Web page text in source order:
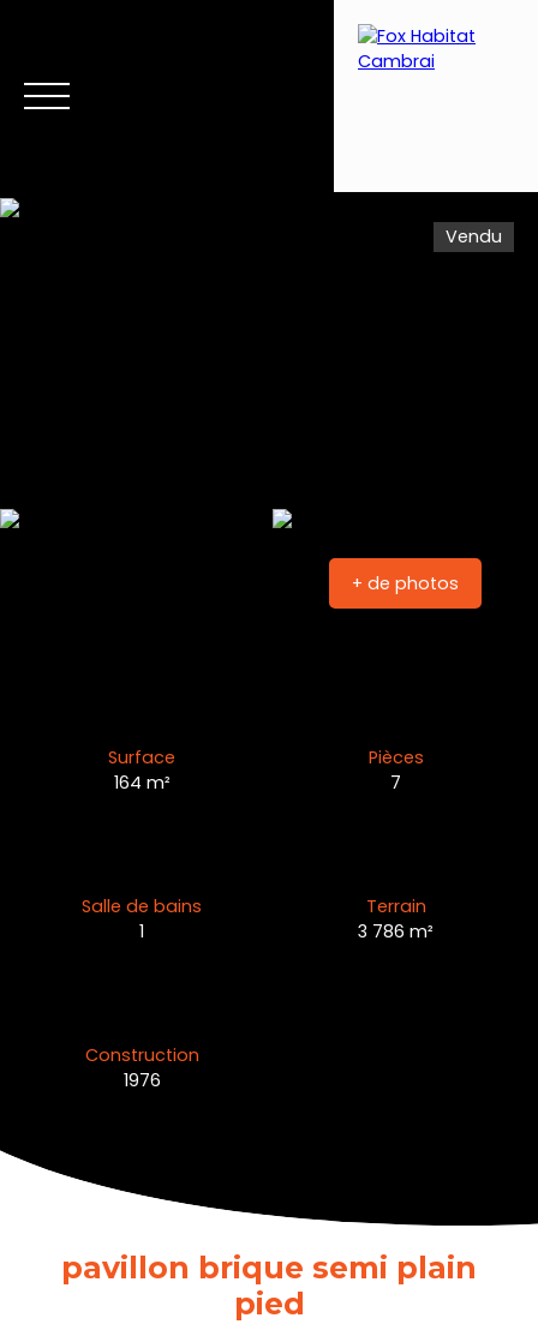
Vendu
+ de photos
Surface
164 m²
Pièces
7
Salle de bains
1
Terrain
3 786m²
Construction
1976
pavillon brique semi plain
pied